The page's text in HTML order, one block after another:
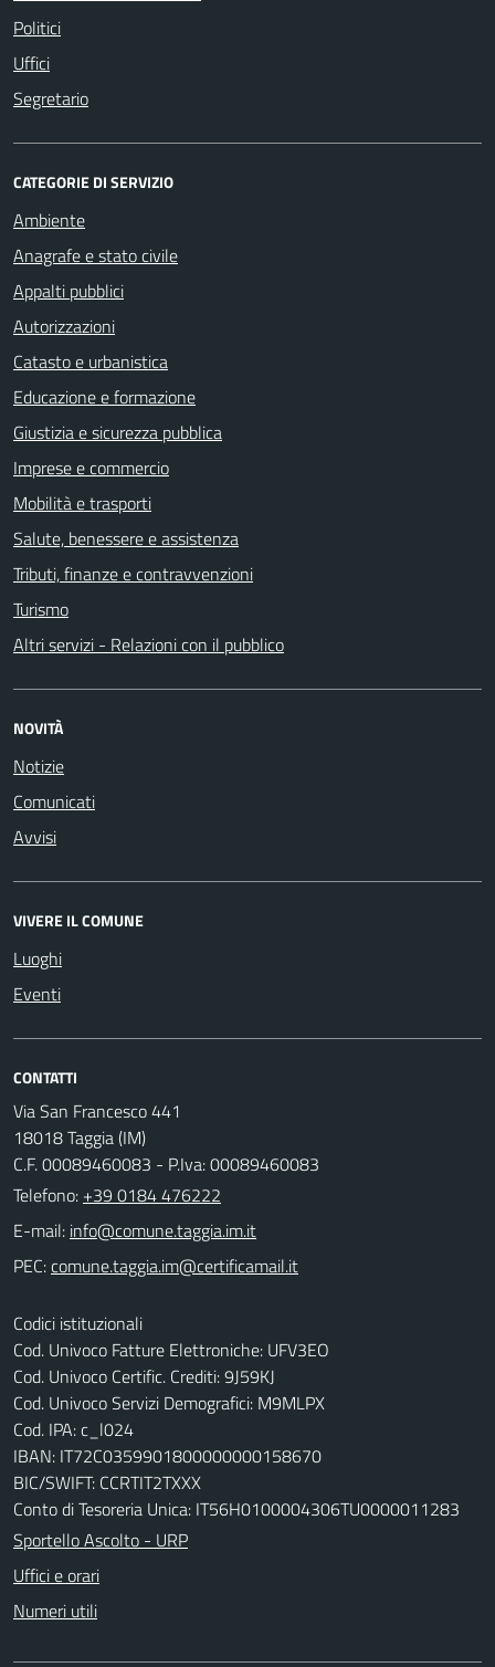
Politici
Uffici
Segretario
CATEGORIE DI SERVIZIO
Ambiente
Anagrafe e stato civile
Appalti pubblici
Autorizzazioni
Catasto e urbanistica
Educazione e formazione
Giustizia e sicurezza pubblica
Imprese e commercio
Mobilità e trasporti
Salute, benessere e assistenza
Tributi, finanze e contravvenzioni
Turismo
Altri servizi - Relazioni con il pubblico
NOVITÀ
Notizie
Comunicati
Avvisi
VIVERE IL COMUNE
Luoghi
Eventi
CONTATTI
Via San Francesco 441
18018 Taggia (IM)
C.F. 00089460083 - P.Iva: 00089460083
Telefono: +39 0184 476222
E-mail:
PEC:
Codici istituzionali
Cod. Univoco Fatture Elettroniche: UFV3EO
Cod. Univoco Certific. Crediti: 9J59KJ
Cod. Univoco Servizi Demografici: M9MLPX
Cod. IPA: c_l024
IBAN: IT72C0359901800000000158670
BIC/SWIFT: CCRTIT2TXXX
Conto di Tesoreria Unica: IT56H0100004306TU0000011283
Sportello Ascolto - URP
Uffici e orari
Numeri utili